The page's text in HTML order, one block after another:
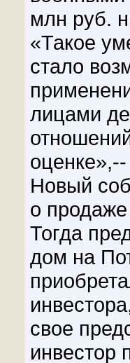
млн руб.
«Такое
стало
лицами
Новый
о продаже
Тогда
дом на
свое
инвестор